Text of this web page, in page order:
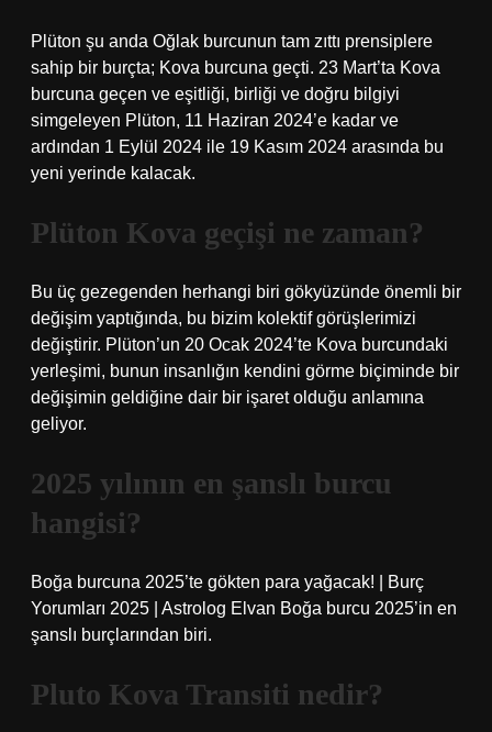
Plüton şu anda Oğlak burcunun tam zıttı prensiplere
sahip bir burçta; Kova burcuna geçti. 23 Mart’ta Kova
burcuna geçen ve eşitliği, birliği ve doğru bilgiyi
simgeleyen Plüton, 11 Haziran 2024’e kadar ve
ardından 1 Eylül 2024 ile 19 Kasım 2024 arasında bu
yeni yerinde kalacak.
Plüton Kova geçişi ne zaman?
Bu üç gezegenden herhangi biri gökyüzünde önemli bir
değişim yaptığında, bu bizim kolektif görüşlerimizi
değiştirir. Plüton’un 20 Ocak 2024’te Kova burcundaki
yerleşimi, bunun insanlığın kendini görme biçiminde bir
değişimin geldiğine dair bir işaret olduğu anlamına
geliyor.
2025 yılının en şanslı burcu
hangisi?
Boğa burcuna 2025’te gökten para yağacak! | Burç
Yorumları 2025 | Astrolog Elvan Boğa burcu 2025’in en
şanslı burçlarından biri.
Pluto Kova Transiti nedir?